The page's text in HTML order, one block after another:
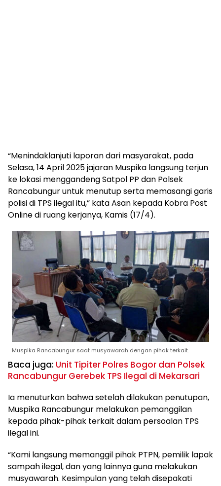
“Menindaklanjuti laporan dari masyarakat, pada
Selasa, 14 April 2025 jajaran Muspika langsung terjun
ke lokasi menggandeng Satpol PP dan Polsek
Rancabungur untuk menutup serta memasangi garis
polisi di TPS ilegal itu,” kata Asan kepada Kobra Post
Online di ruang kerjanya, Kamis (17/4).
Muspika Rancabungur saat musyawarah dengan pihak terkait.
Baca juga: Unit Tipiter Polres Bogor dan Polsek
Rancabungur Gerebek TPS Ilegal di Mekarsari
Ia menuturkan bahwa setelah dilakukan penutupan,
Muspika Rancabungur melakukan pemanggilan
kepada pihak-pihak terkait dalam persoalan TPS
ilegal ini.
“Kami langsung memanggil pihak PTPN, pemilik lapak
sampah ilegal, dan yang lainnya guna melakukan
musyawarah. Kesimpulan yang telah disepakati